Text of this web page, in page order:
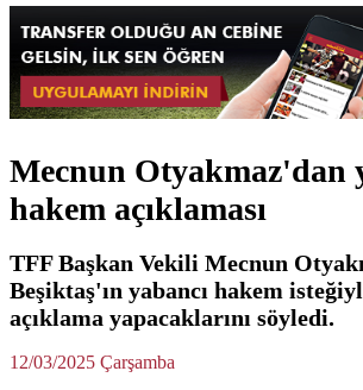
Mecnun Otyakmaz'dan
hakem açıklaması
TFF Başkan Vekili Mecnun
Beşiktaş'ın yabancı hakem
açıklama yapacaklarını söyledi.
12/03/2025 Çarşamba